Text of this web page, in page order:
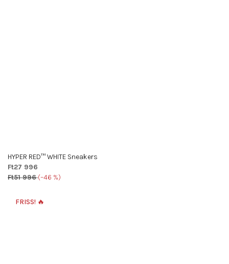
HYPER RED™ WHITE Sneakers
Ft27 996
Ft51 996 (–46 %)
FRISS! 🔥